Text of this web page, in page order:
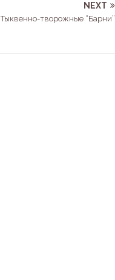
NEXT
Тыквенно-творожные “Барни”